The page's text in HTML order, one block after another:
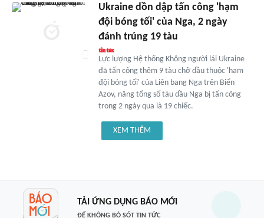
Ukraine dồn dập tấn công 'hạm
đội bóng tối' của Nga, 2 ngày
đánh trúng 19 tàu
Lực lượng Hệ thống Không người lái Ukraine
đã tấn công thêm 9 tàu chở dầu thuộc 'hạm
đội bóng tối' của Liên bang Nga trên Biển
Azov, nâng tổng số tàu dầu Nga bị tấn công
trong 2 ngày qua là 19 chiếc.
XEM THÊM
TẢI ỨNG DỤNG BÁO MỚI
ĐỂ KHÔNG BỎ SÓT TIN TỨC